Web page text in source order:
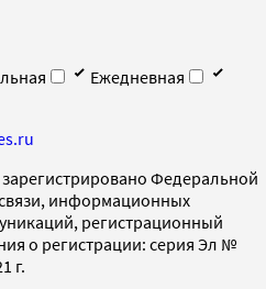
Ежедневная
зарегистрировано Федеральной
информационных
регистрационный
о регистрации: серия Эл №
г.